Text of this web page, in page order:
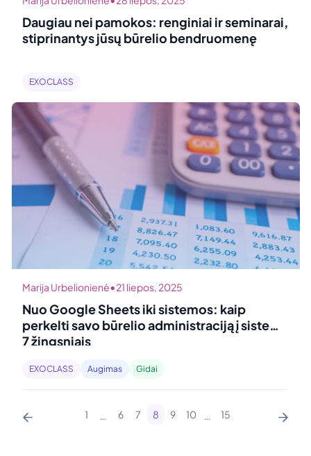
Daugiau nei pamokos: renginiai ir seminarai,
stiprinantys jūsų būrelio bendruomenę
EXOCLASS
Marija Urbelionienė•21 liepos, 2025
Nuo Google Sheets iki sistemos: kaip
perkelti savo būrelio administraciją į sistemą
7 žingsniais
EXOCLASS Augimas Gidai
1 6 7 8 9 10 15